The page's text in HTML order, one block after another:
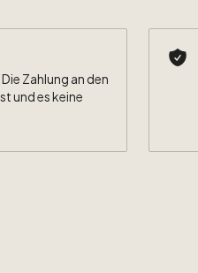
Zahlung an den
und es keine